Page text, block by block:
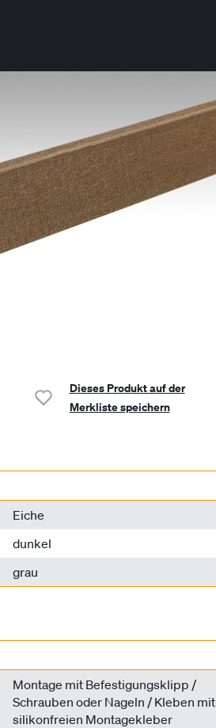
Dieses Produkt auf der
Merkliste speichern
Eiche
dunkel
grau
Montage mit Befestigungsklipp /
Schrauben oder Nageln / Kleben mit
silikonfreien Montagekleber